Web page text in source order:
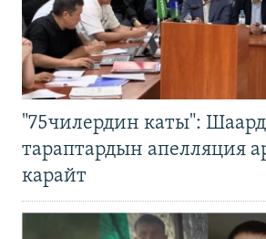
"75чилердин каты":
тараптардын апелляция
карайт